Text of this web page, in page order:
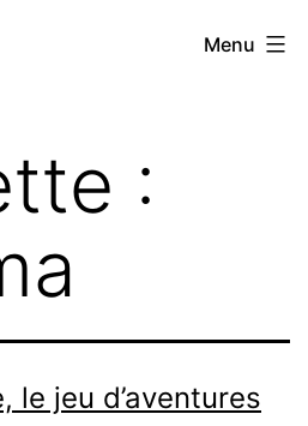
Menu
:
le jeu d’aventures